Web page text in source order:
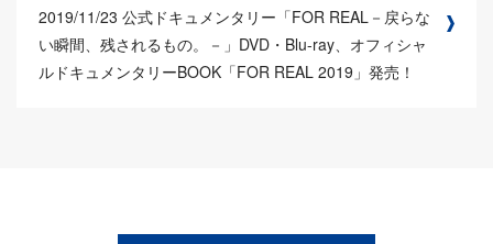
2019/11/23 公式ドキュメンタリー「FOR REAL－戻らな
い瞬間、残されるもの。－」DVD・Blu-ray、オフィシャ
ルドキュメンタリーBOOK「FOR REAL 2019」発売！